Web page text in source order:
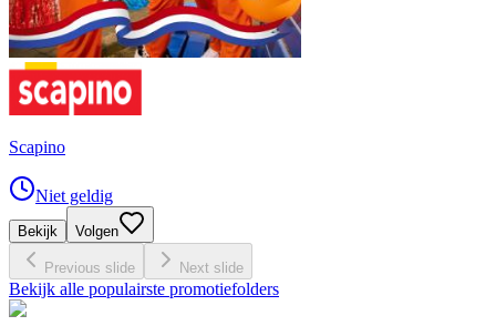
Scapino
Niet geldig
Bekijk Volgen
Previous slide Next slide
Bekijk alle populairste promotiefolders